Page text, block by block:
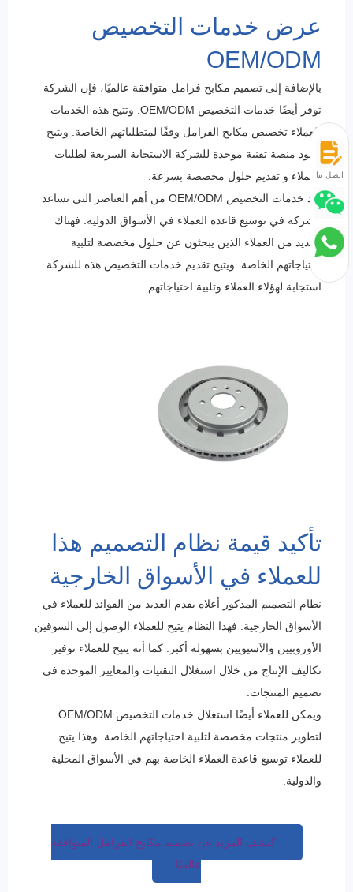
عرض خدمات التخصيص
OEM/ODM
بالإضافة إلى تصميم مكابح فرامل متوافقة عالميًا، فإن الشركة
توفر أيضًا خدمات التخصيص OEM/ODM. وتتيح هذه الخدمات
للعملاء تخصيص مكابح الفرامل وفقًا لمتطلباتهم الخاصة. ويتيح
وجود منصة تقنية موحدة للشركة الاستجابة السريعة لطلبات
العملاء و تقديم حلول مخصصة بسرعة.
تعد خدمات التخصيص OEM/ODM من أهم العناصر التي تساعد
الشركة في توسيع قاعدة العملاء في الأسواق الدولية. فهناك
العديد من العملاء الذين يبحثون عن حلول مخصصة لتلبية
احتياجاتهم الخاصة. ويتيح تقديم خدمات التخصيص هذه للشركة
استجابة لهؤلاء العملاء وتلبية احتياجاتهم.
تأكيد قيمة نظام التصميم هذا
للعملاء في الأسواق الخارجية
نظام التصميم المذكور أعلاه يقدم العديد من الفوائد للعملاء في
الأسواق الخارجية. فهذا النظام يتيح للعملاء الوصول إلى السوقين
الأوروبيين والآسيويين بسهولة أكبر. كما أنه يتيح للعملاء توفير
تكاليف الإنتاج من خلال استغلال التقنيات والمعايير الموحدة في
تصميم المنتجات.
ويمكن للعملاء أيضًا استغلال خدمات التخصيص OEM/ODM
لتطوير منتجات مخصصة لتلبية احتياجاتهم الخاصة. وهذا يتيح
للعملاء توسيع قاعدة العملاء الخاصة بهم في الأسواق المحلية
والدولية.
اكتشف المزيد عن تصميم مكابح الفرامل المتوافقة
عالميًا
اتصل بنا